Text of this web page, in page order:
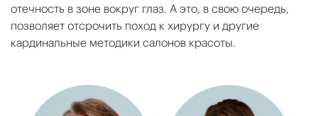
отечность в зоне вокруг глаз. А это, в свою очередь,
позволяет отсрочить поход к хирургу и другие
кардинальные методики салонов красоты.